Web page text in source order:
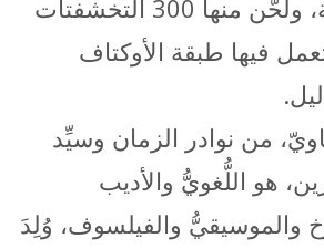
نشيدًا بالسريانيَّة، ولحَّن منها 300 التخشفتات
فيها طبقة الأوكتاف
من نوادر الزمان وسيِّد
هو اللُّغويُّ والأديب
والموسيقيُّ والفيلسوف، وُلِدَ